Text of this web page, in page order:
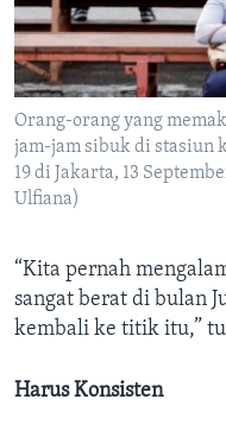
Orang-orang yang
jam-jam sibuk di stasiun
19 di Jakarta, 13
Ulfiana)
“Kita pernah
sangat berat di bulan
kembali ke titik itu,”
Harus Konsisten